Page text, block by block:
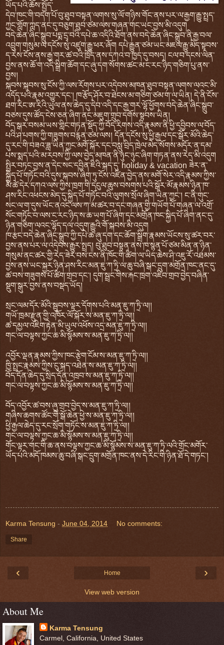
ཡོད་པའི་ཆོས་སྤྱོད་
དེབ་ཁང་གི་བདག་པོ་བུ་ཐུབ་བསྟན་ལགས་སུ་ལོ་གཉིས་གོང་ནས་པར་ལ་རྒྱག་རྒྱུ་སྤྲད་
ཀྱང་གློག་ཀླད་ནང་དུ་བཅུག་ཐུབ་ཙམ་ལས་གཞན་གང་ཡང་བྱས་མི་འདུག
བདེ་ཆེན་ཞིང་སྒྲུབ་པདྨ་དྲྭ་བའི་དཔེ་ཆ་འདིའི་ཐོག་ནས་བདེ་ཆེན་ཞིང་སྒྲུབ་ནི་རྒྱ་བལ་
འབྲུག་གསུམ་ལ་དངོས་སུ་འཛུག་རྒྱུ་ཕར་ཞོག དཔེ་རྒྱུན་ཙམ་ཡང་མཇལ་རྒྱུ་མེད་སྟབས་
ད་རེས་ངོས་ནས་རྒྱ་གར་ཚ་བའི་ཁྲོད་ནས་དཀའ་བ་ཁྱད་དུ་བསད། ངལ་བ་དངས་ལེན་
བྱས་ནས་ཆོ་ག་འདི་སྒྲིག་ཆོག་དང་ཞུ་དག་སོགས་ཚང་མ་ང་རང་ཉིད་གཅིག་པུ་ནས་
བྱས།
སྐབས་སྐབས་སུ་ངོས་ཀྱི་ལས་རོགས་པར་འདེབས་མཁན་ཐུབ་བསྟན་ལགས་ལའང་མི་
འདོད་པའི་རྣམ་འགྱུར་དང་། ཁ་རྩོད་ཤོར་བ་ཐེངས་མ་གཅིག་ཙམ་ག་ལ་ཡིན། དེ་ནི་ངོས་
ཐག་རིང་ཨ་རིའི་ཡུལ་ནས་ཆེད་དུ་དེབ་འདི་དང་རྒྱ་གར་ལྷོ་ཕྱོགས་བདེ་ཆེན་ཞིང་སྒྲུབ་
བཅས་དུས་ཚོད་ངེས་ཅན་ཞིག་ནང་མཇུག་གྲུབ་དགོས་སྟབས་ཡིན།
བོད་སྒར་བསམ་ཡས་གླིང་གཏན་སྡོད་ཀྱི་བོད་རིགས་འདི་རྣམས་ནི་ཕྱི་དབྱིབས་ལ་བོད་
པའི་ཤ་པགས་ཀྱི་གཟུགས་བརྙན་ཙམ་ལས། དོན་དངོས་སུ་ཕྱི་རྒྱལ་དང་སྒོར་མོའི་ཆེད་
དུ་རང་གི་བཟའ་ཟླ་ཡིན་ཀྱང་མགོ་སྐོར་དང་བསླུ་བྲིད་ཁྲེལ་མེད་སོགས་མདོར་ན་དམ་
པས་སྨད་པའི་མ་རབས་ཀྱི་ལས་བྱེད་མཁན་ནི་ཉུང་ཉུང་ཞིག་གཏན་ནས་རེད་མི་འདུག
སྤྱིར་བཏང་བྱས་ན་དེང་སང་དབྱིན་ཇིའི་སྐད་དུ་ holiday & vacation ཟེར་ན་
སྐྱིད་པོ་གཏོང་བའི་དུས་སྐབས་ཞིག་ཏུ་ངོས་འཛིན་བྱེད་ནས་མགོ་སེར་འདི་རྣམས་ཀྱིས་
མི་ཚེ་དེར་དཀའ་ལས་ཀྱིས་ཁྲག་གི་དངུལ་ཆུས་བསགས་པའི་སྒོར་མོ་རྣམས་ཉིན་ཁ་
ཤས་རིང་འཕངས་མེད་དུ་སྐྱིད་པོ་གཏོང་བའི་ལུགས་སྲོལ་ཞིག་ཡིན་ཀྱང་། ང་ནི་གུང་
སང་ལ་ག་དུས་ཡོང་ནའང་ལས་ཀ་མ་ཚར་བ་དང་གཞན་གྱི་གཡོག་པོ་གཞན་ལ་འགྲོ་
སོང་གཏོང་བ་ལས་ང་རང་ཉིད་ས་ཆ་ཡག་པོ་ཞིག་དང་མགྲོན་ཁང་སྐྱིད་པོ་ཞིག་ནང་དུ་
ཉིན་གཅིག་ལའང་ལྷོད་དལ་འདུག་རྒྱུའི་གོ་སྐབས་མི་འདུག
ཁ་རྩང་བདེ་ཆེན་ཞིང་སྒྲུབ་ཀྱི་དཔེ་ཆ་ཞུ་དག་དང་ཆོག་སྒྲིག་རྣམས་ཡོངས་སུ་ཚར་བར་
བྱས་ནས་པར་ལ་འདེབས་རྒྱུར་སྤྲད། བུ་ཐུབ་བསྟན་ནས་ཁ་སྙན་པོ་ཙམ་མིན་ན་ཉིན་
གསུམ་ནང་ཚར་གྱི་རེད་ཟེར་བས་ངས་ནི་ཁོང་གི་ཚིག་ལ་ཡིད་ཆེས་ཤི་འཇུ་རོ་འཐམས་
བྱས་ནས་ཡང་སྐྱར་ཉིན་ཤས་རིང་མན་ཇུ་ཀ་ཏྲི་ལ་ཆུ་བཞི་སྒང་དྲུག་མགྲོན་ཁང་ནང་དུ་
ཚ་བས་གཟུགས་པོ་ཚིག་གྲབ་དང་། དུག་སྦྲང་གིས་རྐང་ཁྲག་འཇིབ་གྲབ་བྱེད་བཞིན་
སྡུག་སྒུར་བྱས་ནས་བསྡད་ཡོད།
སྲང་ལམ་དོར་མོའི་སྦུབས་ལྟར་དོགས་པའི་མན་ཇུ་ཀ་ཏྲི་ལ།།
གཡོ་ཁྲམ་རྫུན་གྱི་འཁོར་ལོ་སྐོར་ས་མན་ཇུ་ཀ་ཏྲི་ལ།།
ཚ་དམྱལ་འཇིག་རྟེན་མི་ཡུལ་འཕོས་འདྲ་མན་ཇུ་ཀ་ཏྲི་ལ།།
གང་ལ་བལྟས་ཀྱང་ཆ་མི་སྙོམས་ས་མན་ཇུ་ཀ་ཏྲི་ལ།།
འབྱོར་ལྡན་རྣམས་ཀྱིས་ཁང་རྩེག་ངོམ་ས་མན་ཇུ་ཀ་ཏྲི་ལ།།
ཁྱི་སྤྲང་རྣམས་ཀྱིས་ངུ་སྐད་འཐེན་ས་མན་ཇུ་ཀ་ཏྲི་ལ།།
བོད་དོན་ཆེད་དུ་སྲིད་དོན་འཁྲབ་ས་མན་ཇུ་ཀ་ཏྲི་ལ།།
གང་ལ་བལྟས་ཀྱང་ཆ་མི་སྙོམས་ས་མན་ཇུ་ཀ་ཏྲི་ལ།།
བོད་འབྱོར་ཚ་བས་ཞུ་གྲབ་བྱེད་ས་མན་ཇུ་ཀ་ཏྲི་ལ།།
གཞིས་ཆགས་ཚོང་གི་སྒོ་ཆེན་ཕྱེ་ས་མན་ཇུ་ཀ་ཏྲི་ལ།།
ཕྱི་རྒྱལ་ཆེད་དུ་རང་སྲོག་གཏོང་ས་མན་ཇུ་ཀ་ཏྲི་ལ།།
གང་ལ་བལྟས་ཀྱང་ཆ་མི་སྙོམས་ས་མན་ཇུ་ཀ་ཏྲི་ལ།།
གོང་ལྟར་གང་གི་ཆ་ནས་བལྟས་ཀྱང་ཆ་མི་སྙོམས་ས་མན་ཇུ་ཀ་ཏྲི་ལའི་གྲོང་མགོར་
ཡོད་པའི་མདོ་ཁམས་ཆུ་བཞི་སྒང་དྲུག་མགྲོན་ཁང་ནས་དེ་རིང་གི་ཉིན་ཐོ་དེ་གཏང་།
Karma Tensung - June 04, 2014 No comments:
Share
‹ ›
Home
View web version
About Me
Karma Tensung
Carmel, California, United States